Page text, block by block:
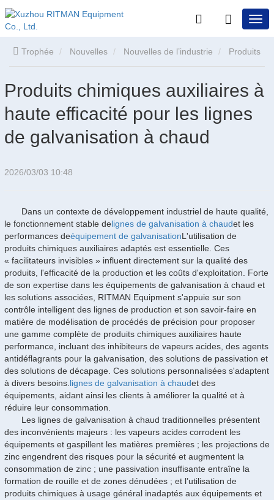
Trophée Nouvelles Nouvelles de l’industrie
galvanisation à chaud
Produits chimiques auxiliaires à
haute efficacité pour les lignes
de galvanisation à chaud
2026/03/03 10:48
Dans un contexte de développement industriel de haute qualité,
le fonctionnement stable delignes de galvanisation à chaudet les
performances deéquipement de galvanisationL'utilisation de
produits chimiques auxiliaires adaptés est essentielle. Ces
« facilitateurs invisibles » influent directement sur la qualité des
produits, l'efficacité de la production et les coûts d'exploitation. Forte
de son expertise dans les équipements de galvanisation à chaud et
les solutions associées, RITMAN Equipment s'appuie sur son
contrôle intelligent des lignes de production et son savoir-faire en
matière de modélisation de procédés de précision pour proposer
une gamme complète de produits chimiques auxiliaires haute
performance, incluant des inhibiteurs de vapeurs acides, des agents
antidéflagrants pour la galvanisation, des solutions de passivation et
des solutions de décapage. Ces solutions personnalisées s'adaptent
à divers besoins. lignes de galvanisation à chaudet des
équipements, aidant ainsi les clients à améliorer la qualité et à
réduire leur consommation.
Les lignes de galvanisation à chaud traditionnelles présentent
des inconvénients majeurs : les vapeurs acides corrodent les
équipements et gaspillent les matières premières ; les projections de
zinc engendrent des risques pour la sécurité et augmentent la
consommation de zinc ; une passivation insuffisante entraîne la
formation de rouille et de zones dénudées ; et l’utilisation de
produits chimiques à usage général inadaptés aux équipements et